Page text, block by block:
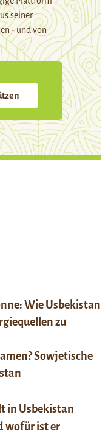
seiner
- und von
Wie Usbekistan
zu
Sowjetische
in Usbekistan
wofür ist er